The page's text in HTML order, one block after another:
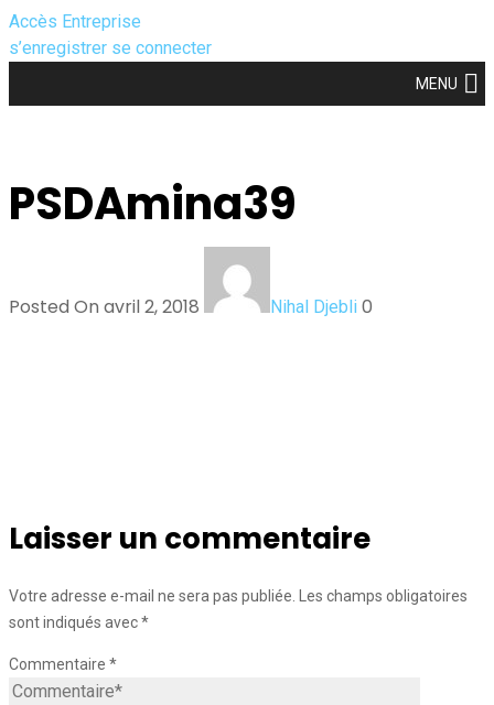
Accès Entreprise
s’enregistrer se connecter
MENU
PSDAmina39
Posted On avril 2, 2018 Nihal Djebli 0
Laisser un commentaire
Votre adresse e-mail ne sera pas publiée. Les champs obligatoires
sont indiqués avec*
Commentaire *